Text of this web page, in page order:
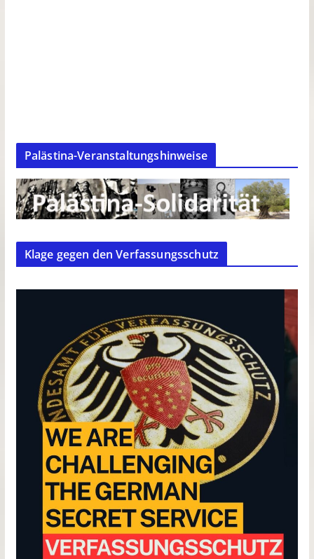
Palästina-Veranstaltungshinweise
Klage gegen den Verfassungsschutz